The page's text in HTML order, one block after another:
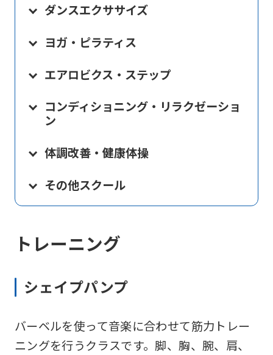
ダンスエクササイズ
ヨガ・ピラティス
エアロビクス・ステップ
コンディショニング・リラクゼーショ
ン
体調改善・健康体操
その他スクール
トレーニング
シェイプパンプ
バーベルを使って音楽に合わせて筋力トレー
ニングを行うクラスです。脚、胸、腕、肩、